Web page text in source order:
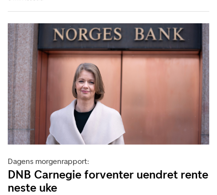
Dagens morgenrapport:
DNB Carnegie forventer uendret rente
neste uke